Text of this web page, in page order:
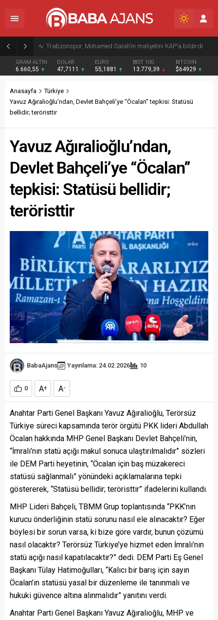
Trabzonspor, Mohamed Salah’ın maliyetini KAP’a bildirdi
GRAM ALTIN
6.660,55
DOLAR
47,7111
EURO
55,1881
BIST 100
13.779,39
BITCOIN
$64929
Anasayfa
Türkiye
Yavuz Ağıralioğlu’ndan, Devlet Bahçeli’ye “Öcalan” tepkisi: Statüsü
bellidir; teröristtir
Yavuz Ağıralioğlu’ndan,
Devlet Bahçeli’ye “Öcalan”
tepkisi: Statüsü bellidir;
teröristtir
BabaAjans Yayınlama: 24.02.2026 10
0 A+ A-
Anahtar Parti Genel Başkanı Yavuz Ağıralioğlu, Terörsüz
Türkiye süreci kapsamında terör örgütü PKK lideri Abdullah
Öcalan hakkında MHP Genel Başkanı Devlet Bahçeli’nin,
“İmralı’nın statü açığı makul sonuca ulaştırılmalıdır” sözleri
ile DEM Parti heyetinin, “Öcalan için baş müzakereci
statüsü sağlanmalı” yönündeki açıklamalarına tepki
göstererek, “Statüsü bellidir; teröristtir” ifadelerini kullandı.
MHP Lideri Bahçeli, TBMM Grup toplantısında “PKK’nın
kurucu önderliğinin statü sorunu nasıl ele alınacaktır? Eğer
böylesi bir sorun varsa, ki bize göre vardır, bunun çözümü
nasıl olacaktır? Terörsüz Türkiye’ye hizmet eden İmralı’nın
statü açığı nasıl kapatılacaktır?” dedi. DEM Parti Eş Genel
Başkanı Tülay Hatimoğulları, “Kalıcı bir barış için sayın
Öcalan’ın statüsü yasal bir düzenleme ile tanınmalı ve
hukuki güvence altına alınmalıdır” yanıtını verdi.
Anahtar Parti Genel Başkanı Yavuz Ağıralioğlu, MHP ve